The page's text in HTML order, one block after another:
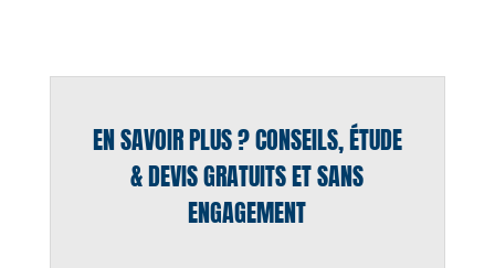
EN SAVOIR PLUS ? CONSEILS, ÉTUDE
& DEVIS GRATUITS ET SANS
ENGAGEMENT